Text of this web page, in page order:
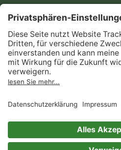
AGB
Informationen nach Data
Act
Verträge hier kündigen
Impressum
Immer ein